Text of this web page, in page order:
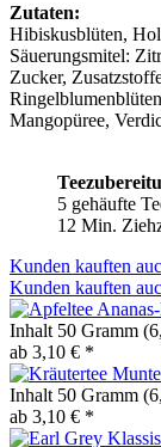
Zutaten:
Hibiskusblüten,
Säuerungsmitel:
Zucker,
Mangopüree,
5 gehäufte
12 Min.
Kunden kauften
Kunden kauften
Inhalt 50 Gramm
ab 3,10 € *
Inhalt 50 Gramm
ab 3,10 € *